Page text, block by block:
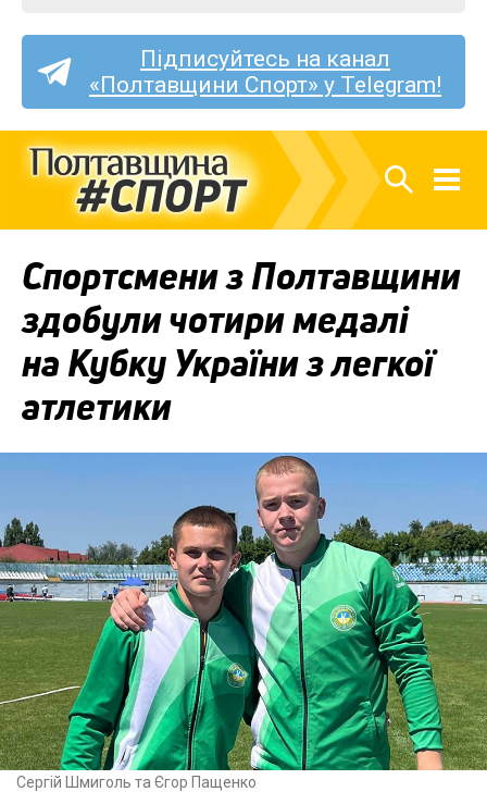
Підписуйтесь на канал
«Полтавщини Спорт» у Telegram!
Спортсмени з Полтавщини
здобули чотири медалі
на Кубку України з легкої
атлетики
Сергій Шмиголь та Єгор Пащенко